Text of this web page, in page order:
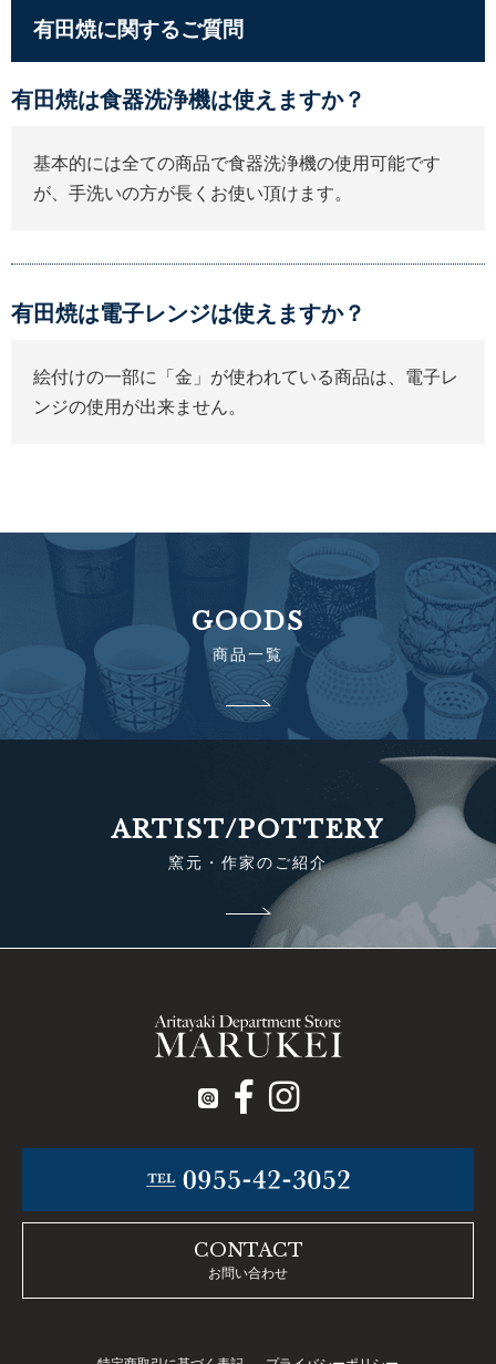
有田焼に関するご質問
有田焼は食器洗浄機は使えますか？
基本的には全ての商品で食器洗浄機の使用可能です
が、手洗いの方が長くお使い頂けます。
有田焼は電子レンジは使えますか？
絵付けの一部に「金」が使われている商品は、電子レ
ンジの使用が出来ません。
GOODS
商品一覧
ARTIST/POTTERY
窯元・作家のご紹介
CONTACT
お問い合わせ